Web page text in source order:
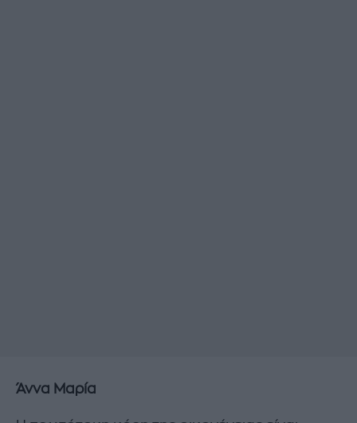
Άννα Μαρία